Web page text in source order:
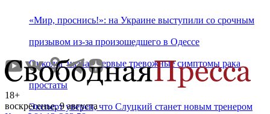
«Мир, проснись!»: на Украине выступили со срочным
призывом из-за произошедшего в Одессе
Онколог назвал первые тревожные симптомы рака
простаты
Эксперт уверен, что Слуцкий станет новым тренером
18+
воскресенье, 9 августа